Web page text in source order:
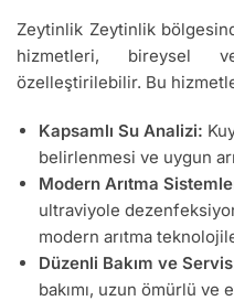
Zeytinlik Zeytinlik
hizmetleri, bireysel
özelleştirilebilir. Bu
Kapsamlı Su Analizi:
belirlenmesi ve uygun
Modern Arıtma
ultraviyole
modern arıtma
Düzenli Bakım ve
bakımı, uzun ömürlü ve